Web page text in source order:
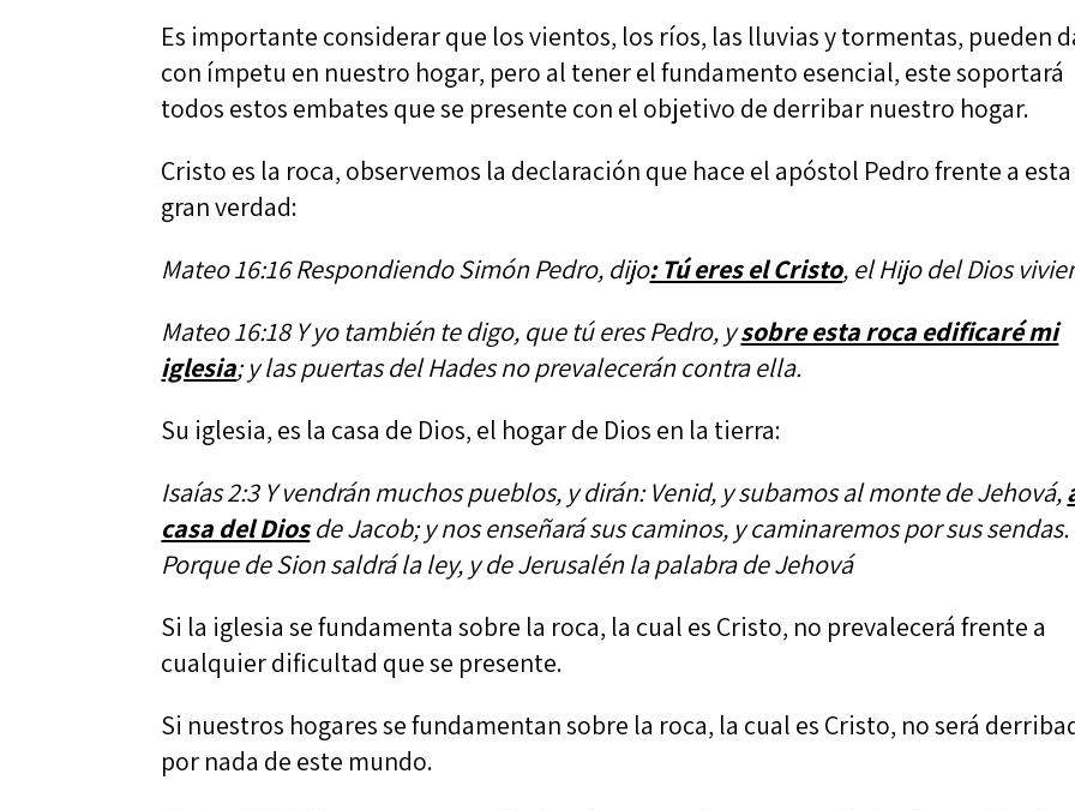
Es importante considerar que los vientos, los ríos, las lluvias y tormentas, pueden
con ímpetu en nuestro hogar, pero al tener el fundamento esencial, este soportará
todos estos embates que se presente con el objetivo de derribar nuestro hogar.
Cristo es la roca, observemos la declaración que hace el apóstol Pedro frente a esta
gran verdad:
Mateo 16:16 Respondiendo Simón Pedro, dijo: Tú eres el Cristo, el Hijo del Dios
Mateo 16:18 Y yo también te digo, que tú eres Pedro, ysobre esta roca edificaré mi
iglesia; y las puertas del Hades no prevalecerán contra ella.
Su iglesia, es la casa de Dios, el hogar de Dios en la tierra:
Isaías 2:3 Y vendrán muchos pueblos, y dirán: Venid, y subamos al monte de Jehová,
casa del Diosde Jacob; y nos enseñará sus caminos, y caminaremos por sus sendas.
Porque de Sion saldrá la ley, y de Jerusalén la palabra de Jehová
Si la iglesia se fundamenta sobre la roca, la cual es Cristo, no prevalecerá frente a
cualquier dificultad que se presente.
Si nuestros hogares se fundamentan sobre la roca, la cual es Cristo, no será
por nada de este mundo.